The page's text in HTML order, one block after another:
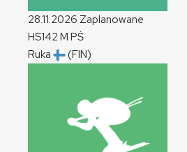
28.11.2026 Zaplanowane
HS142M PŚ
Ruka
(FIN)